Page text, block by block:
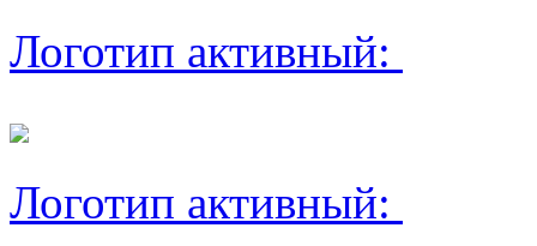
Логотип активный:
Логотип активный: